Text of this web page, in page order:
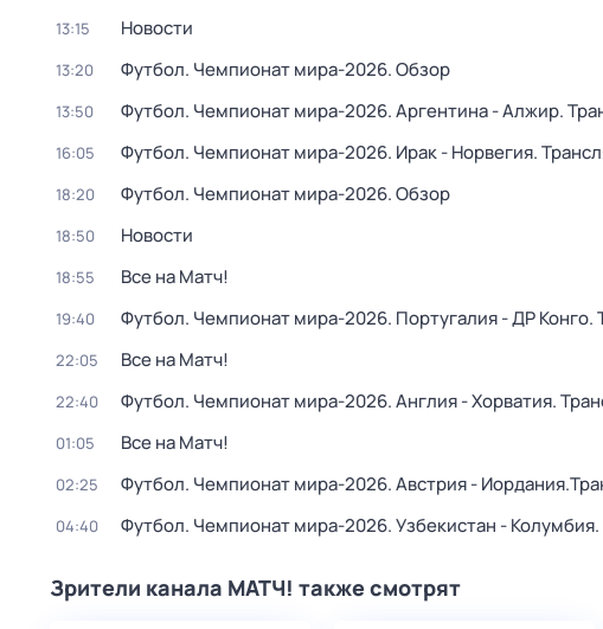
13:15 Новости
13:20 Футбол. Чемпионат мира-2026. Обзор
13:50 Футбол. Чемпионат мира-2026. Аргентина - Алжир.
16:05 Футбол. Чемпионат мира-2026. Ирак - Норвегия.
18:20 Футбол. Чемпионат мира-2026. Обзор
18:50 Новости
18:55 Все на Матч!
19:40 Футбол. Чемпионат мира-2026. Португалия - ДР
22:05 Все на Матч!
22:40 Футбол. Чемпионат мира-2026. Англия - Хорватия.
01:05 Все на Матч!
02:25 Футбол. Чемпионат мира-2026. Австрия -
04:40 Футбол. Чемпионат мира-2026. Узбекистан -
Зрители канала МАТЧ! также смотрят